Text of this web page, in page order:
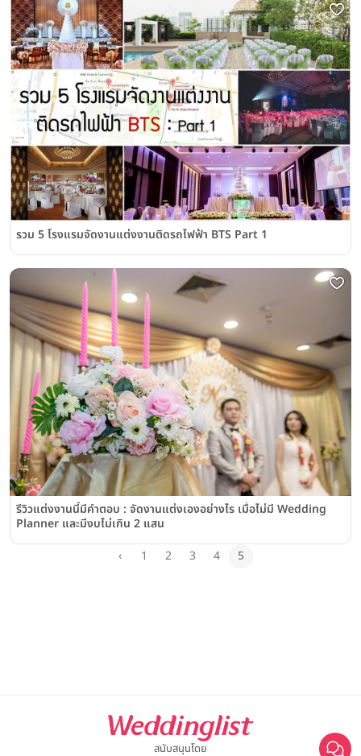
รวม 5 โรงแรมจัดงานแต่งงานติดรถไฟฟ้า BTS Part 1
รีวิวแต่งงานนี้มีคำตอบ : จัดงานแต่งเองอย่างไร เมื่อไม่มี Wedding
Planner และมีงบไม่เกิน 2 แสน
‹
1 2 3 4 5
สนับสนุนโดย